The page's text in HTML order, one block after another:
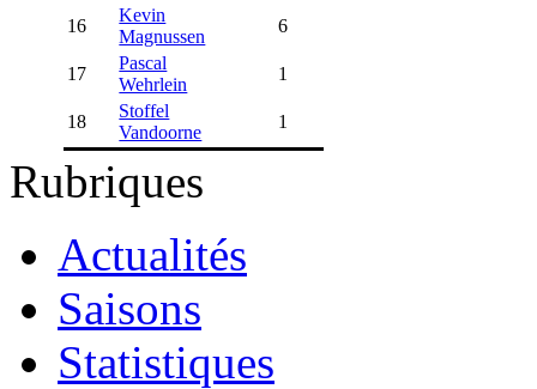
16
Kevin
Magnussen
6
17
Pascal
Wehrlein
1
18
Stoffel
Vandoorne
1
Rubriques
Actualités
Saisons
Statistiques